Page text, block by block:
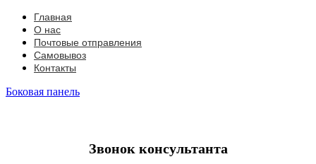
Главная
О нас
Почтовые отправления
Самовывоз
Контакты
Боковая панель
Звонок консультанта